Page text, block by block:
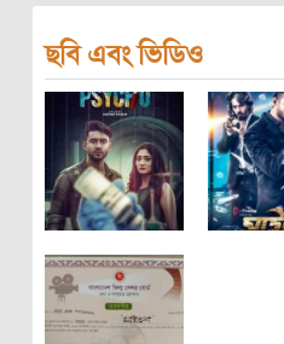
ছবি এবং ভিডিও